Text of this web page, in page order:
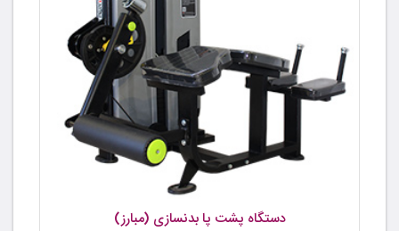
دستگاه پشت پا بدنسازی (مبارز)